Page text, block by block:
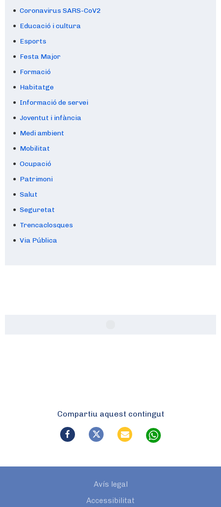
Coronavirus SARS-CoV2
Educació i cultura
Esports
Festa Major
Formació
Habitatge
Informació de servei
Joventut i infància
Medi ambient
Mobilitat
Ocupació
Patrimoni
Salut
Seguretat
Trencaclosques
Via Pública
Compartiu aquest contingut
Avís legal
Accessibilitat